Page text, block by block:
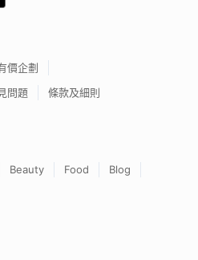
價企劃
問題 條款及細則
Beauty Food
Blog